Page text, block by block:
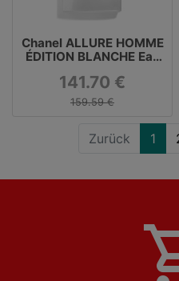
Chanel ALLURE HOMME
ÉDITION BLANCHE Eau
141.70 €
159.59 €
Zurück 1